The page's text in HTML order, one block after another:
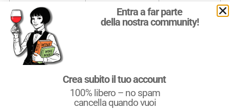
Terre di
Libarna
Collina
IGT
Entra a far parte
della nostra community!
Crea subito il tuo account
100% libero – no spam
cancella quando vuoi